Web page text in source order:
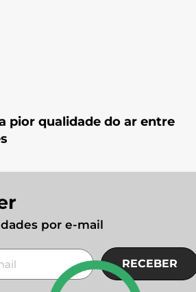
pior qualidade do ar entre
por e-mail
RECEBER